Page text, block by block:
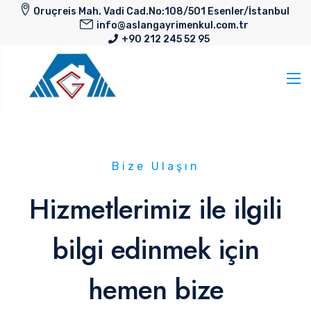
Oruçreis Mah. Vadi Cad.No:108/501 Esenler/İstanbul
info@aslangayrimenkul.com.tr
+90 212 245 52 95
Bize Ulaşın
Hizmetlerimiz ile ilgili
bilgi edinmek için
hemen bize